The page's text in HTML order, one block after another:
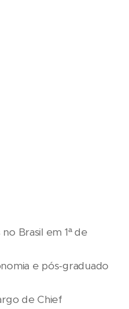
Brasil em 1ª de
e pós-graduado
de Chief